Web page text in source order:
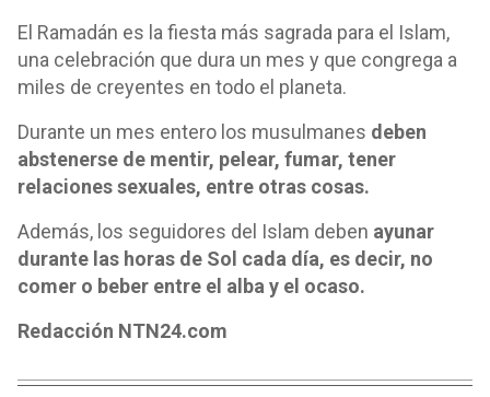
El Ramadán es la fiesta más sagrada para el Islam,
una celebración que dura un mes y que congrega a
miles de creyentes en todo el planeta.
Durante un mes entero los musulmanes deben
abstenerse de mentir, pelear, fumar, tener
relaciones sexuales, entre otras cosas.
Además, los seguidores del Islam deben ayunar
durante las horas de Sol cada día, es decir, no
comer o beber entre el alba y el ocaso.
Redacción NTN24.com